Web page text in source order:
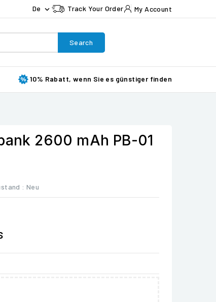
De  Track Your Order My Account
Search
10% Rabatt, wenn Sie es günstiger finden
2600 mAh PB-01
: Neu